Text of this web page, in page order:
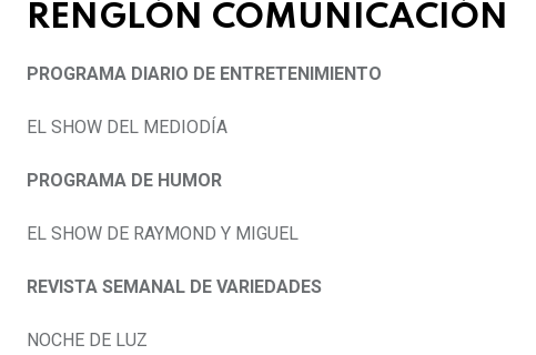
RENGLÓN COMUNICACIÓN
PROGRAMA DIARIO DE ENTRETENIMIENTO
EL SHOW DEL MEDIODÍA
PROGRAMA DE HUMOR
EL SHOW DE RAYMOND Y MIGUEL
REVISTA SEMANAL DE VARIEDADES
NOCHE DE LUZ